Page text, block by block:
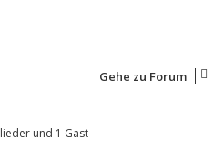
Gehe zu Forum
und 1 Gast